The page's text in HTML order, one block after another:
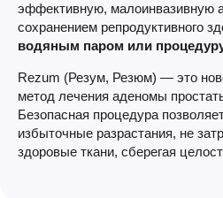
эффективную, малоинвазивную
сохранением репродуктивного
водяным паром или
Rezum (Резум, Резюм) — это
метод лечения аденомы
Безопасная процедура
избыточные разрастания, не
здоровые ткани, сберегая